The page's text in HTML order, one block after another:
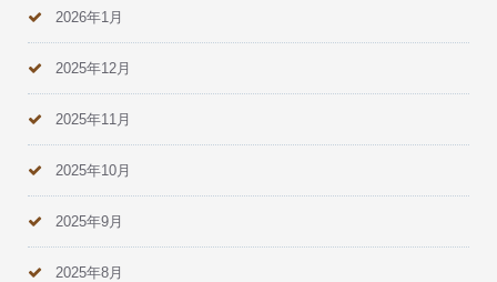
2026年1月
2025年12月
2025年11月
2025年10月
2025年9月
2025年8月